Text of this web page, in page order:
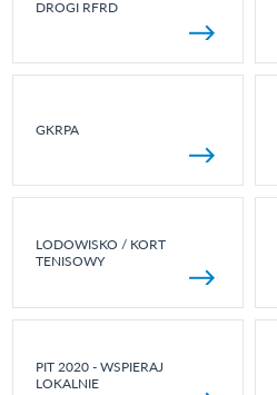
DROGI RFRD
GKRPA
LODOWISKO / KORT
TENISOWY
PIT 2020 - WSPIERAJ
LOKALNIE